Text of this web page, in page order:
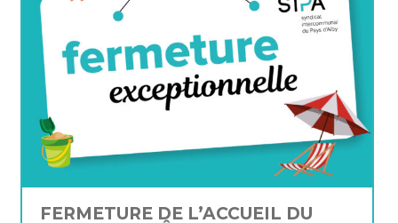
FERMETURE DE L’ACCUEIL DU